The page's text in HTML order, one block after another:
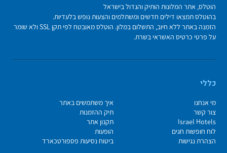
הוטלס, אתר המלונות הותיק והגדול בישראל
בהוטלס תמצאו דילים חדשים ומשתלמים והצעות נופש בלעדיות.
הזמנה באתר ללא חיוב, התשלום במלון. הוטלס מאובטח לפי תקן SSL ולא שומר
על פרטי כרטיס האשראי בשרת.
כללי
מי אנחנו
איך משתמשים באתר
צור קשר
תיק ההזמנות
Israel Hotels
תקנון אתר
לוח חופשות חגים
הופעות
הצהרת נגישות
ביטוח נסיעות פספורטכארד